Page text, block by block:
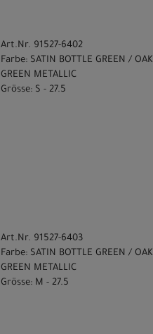
Art.Nr. 91527-6402
Farbe: SATIN BOTTLE GREEN / OAK
GREEN METALLIC
Grösse: S - 27.5
Art.Nr. 91527-6403
Farbe: SATIN BOTTLE GREEN / OAK
GREEN METALLIC
Grösse: M - 27.5